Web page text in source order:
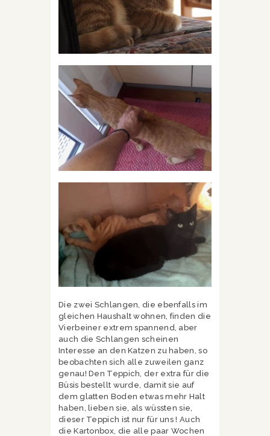
Die zwei Schlangen, die ebenfalls im
gleichen Haushalt wohnen, finden die
Vierbeiner extrem spannend, aber
auch die Schlangen scheinen
Interesse an den Katzen zu haben, so
beobachten sich alle zuweilen ganz
genau! Den Teppich, der extra für die
Büsis bestellt wurde, damit sie auf
dem glatten Boden etwas mehr Halt
haben, lieben sie, als wüssten sie,
dieser Teppich ist nur für uns ! Auch
die Kartonbox, die alle paar Wochen